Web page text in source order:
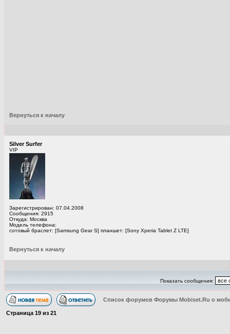
Вернуться к началу
Silver Surfer
VIP
Зарегистрирован: 07.04.2008
Сообщения: 2915
Откуда: Москва
Модель телефона:
сотовый браслет: [Samsung Gear S] планшет: [Sony Xperia Tablet Z LTE]
Вернуться к началу
Показать сообщения:
Список форумов Форумы Mobiset.Ru о
Страница 19 из 21